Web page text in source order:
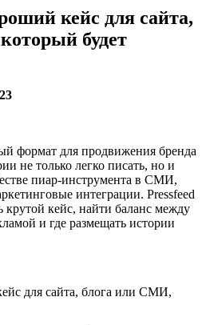
кейс для сайта,
будет
формат для продвижения бренда
не только легко писать, но и
пиар-инструмента в СМИ,
интеграции. Pressfeed
крутой кейс, найти баланс между
и где размещать истории